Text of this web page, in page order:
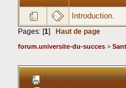
Introduction.
Pages: [1] Haut de page
forum.universite-du-succes >
Fil dans lequel vous êtes